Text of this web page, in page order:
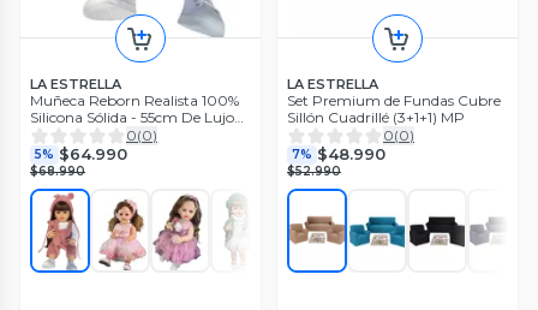
LA ESTRELLA
Muñeca Reborn Realista 100%
Silicona Sólida - 55cm De Lujo
WM.
0(0)
5% $64.990
$68.990
LA ESTRELLA
Set Premium de Fundas Cubre
Sillón Cuadrillé (3+1+1) MP
0(0)
7% $48.990
$52.990